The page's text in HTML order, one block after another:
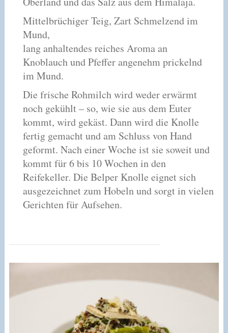
Mittelbrüchiger Teig, Zart Schmelzend im
Mund,
lang anhaltendes reiches Aroma an
Knoblauch und Pfeffer angenehm prickelnd
im Mund.
Die frische Rohmilch wird weder erwärmt
noch gekühlt – so, wie sie aus dem Euter
kommt, wird gekäst. Dann wird die Knolle
fertig gemacht und am Schluss von Hand
geformt. Nach einer Woche ist sie soweit und
kommt für 6 bis 10 Wochen in den
Reifekeller. Die Belper Knolle eignet sich
ausgezeichnet zum Hobeln und sorgt in vielen
Gerichten für Aufsehen.